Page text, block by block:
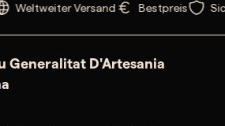
Weltweiter Versand Bestpreis
Generalitat D'Artesania